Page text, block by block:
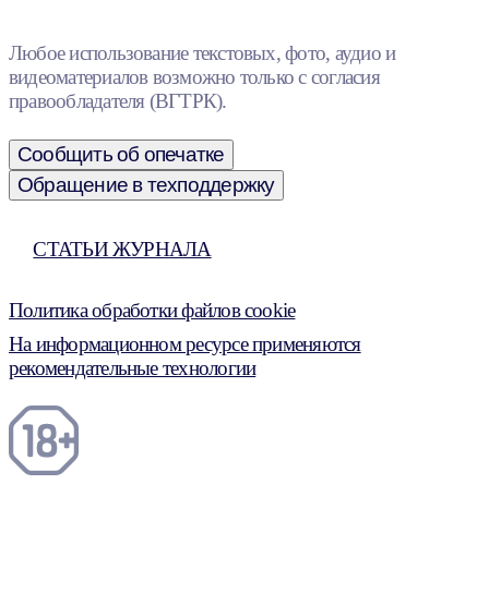
Любое использование текстовых, фото, аудио и
видеоматериалов возможно только с согласия
правообладателя (ВГТРК).
Сообщить об опечатке
Обращение в техподдержку
СТАТЬИ ЖУРНАЛА
Политика обработки файлов cookie
На информационном ресурсе применяются
рекомендательные технологии